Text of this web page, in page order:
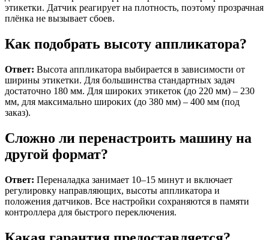
этикетки. Датчик реагирует на плотность, поэтому прозрачная
плёнка не вызывает сбоев.
Как подобрать высоту аппликатора?
Ответ: Высота аппликатора выбирается в зависимости от
ширины этикетки. Для большинства стандартных задач
достаточно 180 мм. Для широких этикеток (до 220 мм) – 230
мм, для максимально широких (до 380 мм) – 400 мм (под
заказ).
Сложно ли перенастроить машину на
другой формат?
Ответ: Переналадка занимает 10–15 минут и включает
регулировку направляющих, высоты аппликатора и
положения датчиков. Все настройки сохраняются в памяти
контроллера для быстрого переключения.